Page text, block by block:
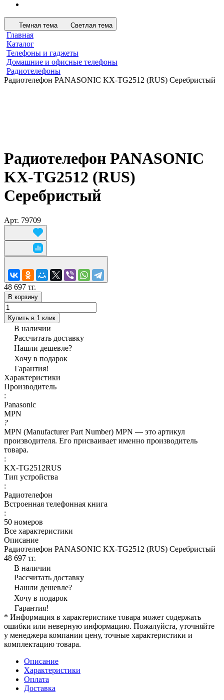
Темная тема Светлая тема
Главная
Каталог
Телефоны и гаджеты
Домашние и офисные телефоны
Радиотелефоны
Радиотелефон PANASONIC KX-TG2512 (RUS) Серебристый
Радиотелефон PANASONIC
KX-TG2512 (RUS)
Серебристый
Арт. 79709
48 697 тг.
В корзину
Купить в 1 клик
В наличии
Рассчитать доставку
Нашли дешевле?
Хочу в подарок
Гарантия!
Характеристики
Производитель
:
Panasonic
MPN
?
MPN (Manufacturer Part Number) MPN — это артикул
производителя. Его присваивает именно производитель
товара.
:
KX-TG2512RUS
Тип устройства
:
Радиотелефон
Встроенная телефонная книга
:
50 номеров
Все характеристики
Описание
Радиотелефон PANASONIC KX-TG2512 (RUS) Серебристый
48 697 тг.
В наличии
Рассчитать доставку
Нашли дешевле?
Хочу в подарок
Гарантия!
* Информация в характеристике товара может содержать
ошибки или неверную информацию. Пожалуйста, уточняйте
у менеджера компании цену, точные характеристики и
комплектацию товара.
Описание
Характеристики
Оплата
Доставка